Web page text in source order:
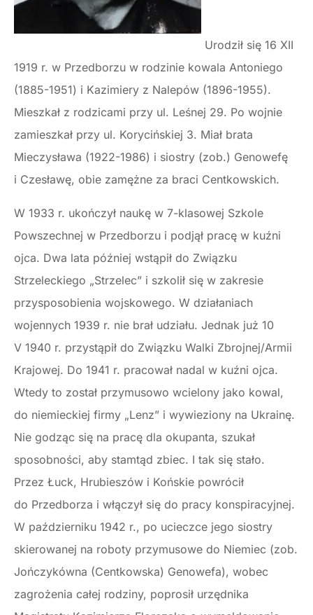
Urodził się 16 XII
1919 r. w Przedborzu w rodzinie kowala Antoniego
(1885-1951) i Kazimiery z Nalepów (1896-1955).
Mieszkał z rodzicami przy ul. Leśnej 29. Po wojnie
zamieszkał przy ul. Korycińskiej 3. Miał brata
Mieczysława (1922-1986) i siostry (zob.) Genowefę
i Czesławę, obie zamężne za braci Centkowskich.
W 1933 r. ukończył naukę w 7-klasowej Szkole
Powszechnej w Przedborzu i podjął pracę w kuźni
ojca. Dwa lata później wstąpił do Związku
Strzeleckiego „Strzelec” i szkolił się w zakresie
przysposobienia wojskowego. W działaniach
wojennych 1939 r. nie brał udziału. Jednak już 10
V 1940 r. przystąpił do Związku Walki Zbrojnej/Armii
Krajowej. Do 1941 r. pracował nadal w kuźni ojca.
Wtedy to został przymusowo wcielony jako kowal,
do niemieckiej firmy „Lenz” i wywieziony na Ukrainę.
Nie godząc się na pracę dla okupanta, szukał
sposobności, aby stamtąd zbiec. I tak się stało.
Przez Łuck, Hrubieszów i Końskie powrócił
do Przedborza i włączył się do pracy konspiracyjnej.
W październiku 1942 r., po ucieczce jego siostry
skierowanej na roboty przymusowe do Niemiec (zob.
Jończykówna (Centkowska) Genowefa), wobec
zagrożenia całej rodziny, poprosił urzędnika